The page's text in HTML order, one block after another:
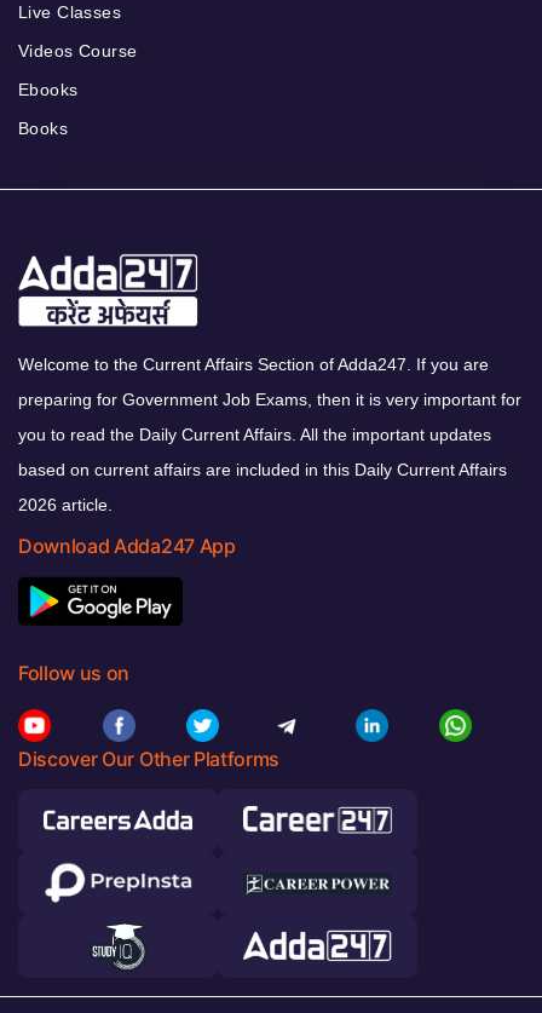
Live Classes
Videos Course
Ebooks
Books
Welcome to the Current Affairs Section of Adda247. If you are
preparing for Government Job Exams, then it is very important for
you to read the Daily Current Affairs. All the important updates
based on current affairs are included in this Daily Current Affairs
2026 article.
Download Adda247 App
Follow us on
Discover Our Other Platforms